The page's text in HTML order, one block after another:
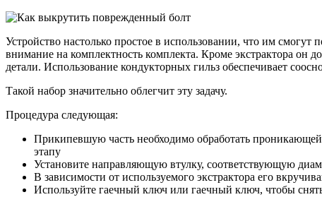
Устройство настолько простое в использовании, что им
внимание на комплектность комплекта. Кроме экстрактора он
детали. Использование кондукторных гильз обеспечивает
Такой набор значительно облегчит эту задачу.
Процедура следующая:
Прикипевшую часть необходимо обработать
этапу
Установите направляющую втулку, соответствующую
В зависимости от используемого экстрактора его
Используйте гаечный ключ или гаечный ключ, чтобы